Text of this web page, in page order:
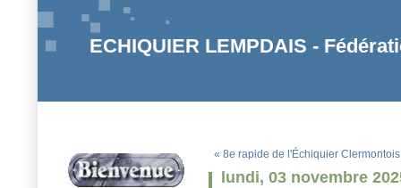
ECHIQUIER LEMPDAIS -
« 8e rapide de l'Échiquier Clermontois
lundi, 03 novembre